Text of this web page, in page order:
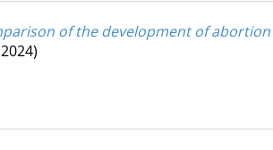
of the development of